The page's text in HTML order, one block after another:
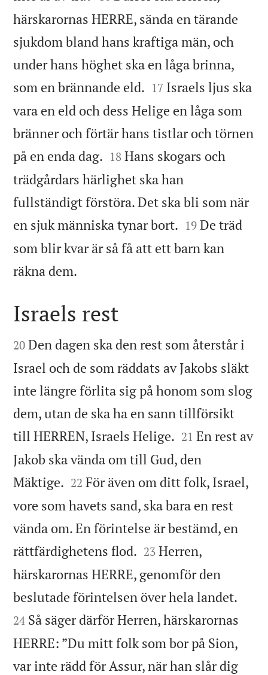
härskarornas HERRE, sända en tärande
sjukdom bland hans kraftiga män, och
under hans höghet ska en låga brinna,
som en brännande eld. 

17 Israels ljus ska
vara en eld och dess Helige en låga som
bränner och förtär hans tistlar och törnen
på en enda dag. 

18 Hans skogars och
trädgårdars härlighet ska han
fullständigt förstöra. Det ska bli som när
en sjuk människa tynar bort. 

19 De träd
som blir kvar är så få att ett barn kan
räkna dem.

Israels rest

20 Den dagen ska den rest som återstår i
Israel och de som räddats av Jakobs släkt
inte längre förlita sig på honom som slog
dem, utan de ska ha en sann tillförsikt
till HERREN, Israels Helige. 

21 En rest av
Jakob ska vända om till Gud, den
Mäktige. 

22 För även om ditt folk, Israel,
vore som havets sand, ska bara en rest
vända om. En förintelse är bestämd, en
rättfärdighetens flod. 

23 Herren,
härskarornas HERRE, genomför den
beslutade förintelsen över hela landet.
24 Så säger därför Herren, härskarornas
HERRE: ”Du mitt folk som bor på Sion,
var inte rädd för Assur, när han slår dig